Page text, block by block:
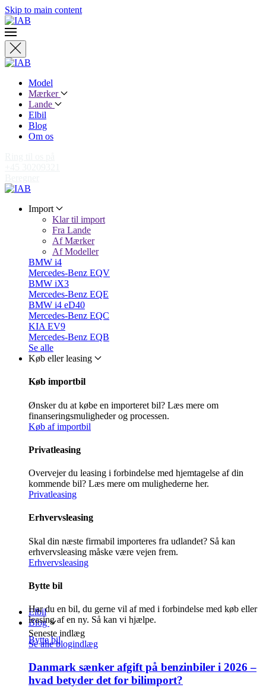
Skip to main content
Model
Mærker
Lande
Elbil
Blog
Om os
Import
Klar til import
Fra Lande
Af Mærker
Af Modeller
BMW i4
Mercedes-Benz EQV
BMW iX3
Mercedes-Benz EQE
BMW i4 eD40
Mercedes-Benz EQC
KIA EV9
Mercedes-Benz EQB
Se alle
Køb eller leasing
Køb importbil
Ønsker du at købe en importeret bil? Læs mere om
finanseringsmuligheder og processen.
Køb af importbil
Privatleasing
Overvejer du leasing i forbindelse med hjemtagelse af din
kommende bil? Læs mere om mulighederne her.
Privatleasing
Erhvervsleasing
Skal din næste firmabil importeres fra udlandet? Så kan
erhvervsleasing måske være vejen frem.
Erhvervsleasing
Bytte bil
Har du en bil, du gerne vil af med i forbindelse med køb eller
leasing af en ny. Så kan vi hjælpe.
Bytte bil
Elbil
Blog
Seneste indlæg
Se alle blogindlæg
Danmark sænker afgift på benzinbiler i 2026 –
hvad betyder det for bilimport?